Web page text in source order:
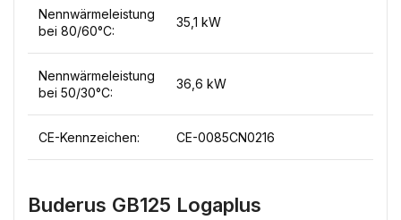
Nennwärmeleistung
bei 80/60°C:
35,1 kW
Nennwärmeleistung
bei 50/30°C:
36,6 kW
CE-Kennzeichen: CE-0085CN0216
Buderus GB125 Logaplus